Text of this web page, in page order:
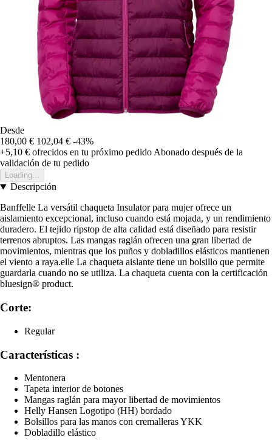
Desde
180,00 € 102,04 € -43%
+5,10 € ofrecidos en tu próximo pedidoAbonado después de la
validación de tu pedido
Loading...
Descripción
Banffelle La versátil chaqueta Insulator para mujer ofrece un
aislamiento excepcional, incluso cuando está mojada, y un rendimiento
duradero. El tejido ripstop de alta calidad está diseñado para resistir
terrenos abruptos. Las mangas raglán ofrecen una gran libertad de
movimientos, mientras que los puños y dobladillos elásticos mantienen
el viento a raya.elle La chaqueta aislante tiene un bolsillo que permite
guardarla cuando no se utiliza. La chaqueta cuenta con la certificación
bluesign® product.
Corte:
Regular
Características :
Mentonera
Tapeta interior de botones
Mangas raglán para mayor libertad de movimientos
Helly Hansen Logotipo (HH) bordado
Bolsillos para las manos con cremalleras YKK
Dobladillo elástico